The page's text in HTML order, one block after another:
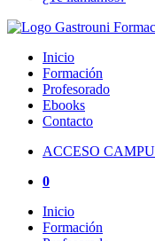
Inicio
Formación
Profesorado
Ebooks
Contacto
ACCESO
0
Inicio
Formación